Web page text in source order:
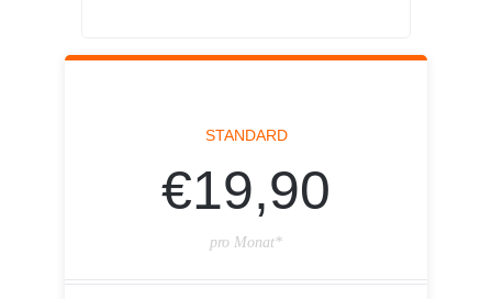
STANDARD
€19,90
pro Monat*